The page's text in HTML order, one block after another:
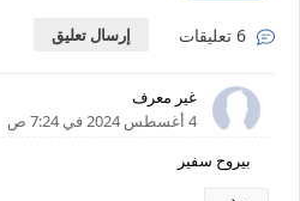
إرسال تعليق
غير معرف
4 أغسطس 2024 في 7:24 ص
بيروح سفير